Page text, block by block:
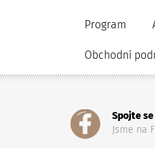
Program
Obchodní
Spojte
Jsme na